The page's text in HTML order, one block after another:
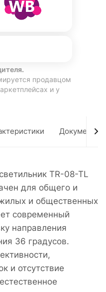
продавцом
и у
Документы
TR-08-TL
для общего и
и общественных
современный
направления
36 градусов.
и отсутствие